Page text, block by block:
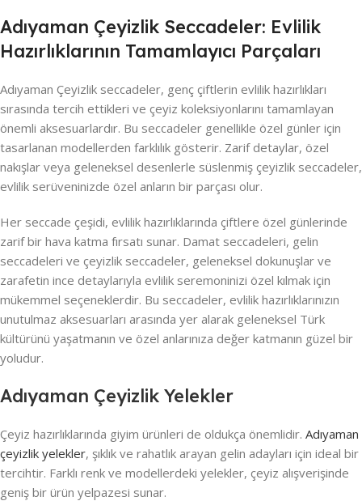
Adıyaman Çeyizlik Seccadeler: Evlilik
Hazırlıklarının Tamamlayıcı Parçaları
Adıyaman Çeyizlik seccadeler, genç çiftlerin evlilik hazırlıkları
sırasında tercih ettikleri ve çeyiz koleksiyonlarını tamamlayan
önemli aksesuarlardır. Bu seccadeler genellikle özel günler için
tasarlanan modellerden farklılık gösterir. Zarif detaylar, özel
nakışlar veya geleneksel desenlerle süslenmiş çeyizlik seccadeler,
evlilik serüveninizde özel anların bir parçası olur.
Her seccade çeşidi, evlilik hazırlıklarında çiftlere özel günlerinde
zarif bir hava katma fırsatı sunar. Damat seccadeleri, gelin
seccadeleri ve çeyizlik seccadeler, geleneksel dokunuşlar ve
zarafetin ince detaylarıyla evlilik seremoninizi özel kılmak için
mükemmel seçeneklerdir. Bu seccadeler, evlilik hazırlıklarınızın
unutulmaz aksesuarları arasında yer alarak geleneksel Türk
kültürünü yaşatmanın ve özel anlarınıza değer katmanın güzel bir
yoludur.
Adıyaman Çeyizlik Yelekler
Çeyiz hazırlıklarında giyim ürünleri de oldukça önemlidir. Adıyaman
çeyizlik yelekler, şıklık ve rahatlık arayan gelin adayları için ideal bir
tercihtir. Farklı renk ve modellerdeki yelekler, çeyiz alışverişinde
geniş bir ürün yelpazesi sunar.